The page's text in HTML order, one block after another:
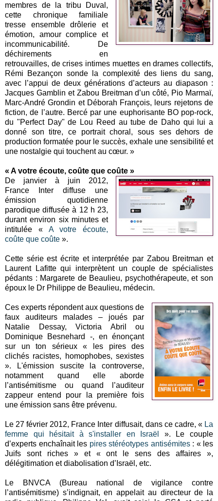
membres de la tribu Duval,
cette chronique familiale
tresse ensemble drôlerie et
émotion, amour complice et
incommunicabilité. De
déchirements en
retrouvailles, de crises intimes muettes en drames collectifs,
Rémi Bezançon sonde la complexité des liens du sang,
avec l’appui de deux générations d’acteurs au diapason :
Jacques Gamblin et Zabou Breitman d’un côté, Pio Marmaï,
Marc-André Grondin et Déborah François, leurs rejetons de
fiction, de l’autre. Bercé par une euphorisante BO pop-rock,
du "Perfect Day" de Lou Reed au tube de Daho qui lui a
donné son titre, ce portrait choral, sous ses dehors de
production formatée pour le succès, exhale une sensibilité et
une nostalgie qui touchent au cœur. »
« A votre écoute, coûte que coûte »
De janvier à juin 2012,
France Inter diffuse une
émission quotidienne
parodique diffusée à 12 h 23,
durant environ six minutes et
intitulée « A votre écoute,
coûte que coûte ».
Cette série est écrite et interprétée par Zabou Breitman et
Laurent Lafitte qui interprètent un couple de spécialistes
pédants : Margarete de Beaulieu, psychothérapeute, et son
époux le Dr Philippe de Beaulieu, médecin.
Ces experts répondent aux questions de
faux auditeurs malades – joués par
Natalie Dessay, Victoria Abril ou
Dominique Besnehard -, en énonçant
sur un ton sérieux « les pires des
clichés racistes, homophobes, sexistes
». L'émission suscite la controverse,
notamment quand elle aborde
l’antisémitisme ou quand l’auditeur
zappeur entend pour la première fois
une émission sans être prévenu.
Le 27 février 2012, France Inter diffusait, dans ce cadre, « La
femme qui hésitait à s'installer en Israël
». Le couple
d’experts enchaînait les pires stéréotypes antisémites: « les
Juifs sont riches » et « ont le sens des affaires »,
délégitimation et diabolisation d’Israël, etc.
Le BNVCA (Bureau national de vigilance contre
l’antisémitisme) s’indignait, en appelait au directeur de la